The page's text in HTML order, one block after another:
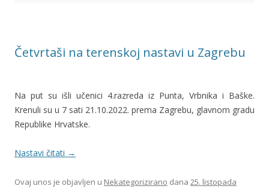
Četvrtaši na terenskoj nastavi u Zagrebu
Na put su išli učenici 4.razreda iz Punta, Vrbnika i Baške.
Krenuli su u 7 sati 21.10.2022. prema Zagrebu, glavnom gradu
Republike Hrvatske.
Nastavi čitati →
Ovaj unos je objavljen u Nekategorizirano dana 25. listopada